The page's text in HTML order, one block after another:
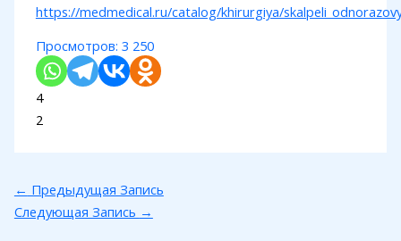
https://medmedical.ru/catalog/khirurgiya/
Просмотров: 3 250
4
2
← Предыдущая Запись
Следующая Запись →